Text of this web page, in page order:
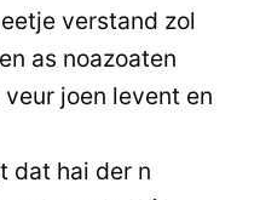
verstand zol
as noazoaten
joen levent en
dat hai der n